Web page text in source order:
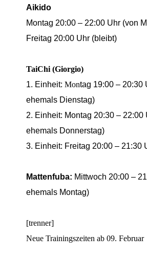
Aikido
Montag 20:00 – 22:00 Uhr (von
Freitag 20:00 Uhr (bleibt)
TaiChi (Giorgio)
1. Einheit:Montag 19:00 – 20:30
ehemals Dienstag)
2. Einheit: Montag 20:30 – 22:00
ehemals Donnerstag)
3. Einheit: Freitag 20:00 – 21:30
Mattenfuba: Mittwoch 20:00 –
ehemals Montag)
[trenner]
Neue Trainingszeiten ab 09. Februar